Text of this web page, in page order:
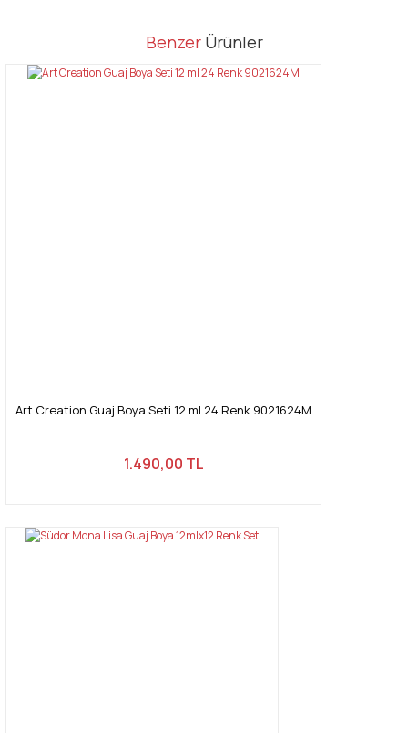
Bu ürüne ilk yorumu siz yapın!
Bu ürünün fiyat bilgisi, resim, ürün açıklamalarında ve diğer
tarafımıza iletebilirsiniz.
Benzer Ürünler
Art Creation Guaj Boya Seti 12 ml 24 Renk 9021624M
1.490,00 TL